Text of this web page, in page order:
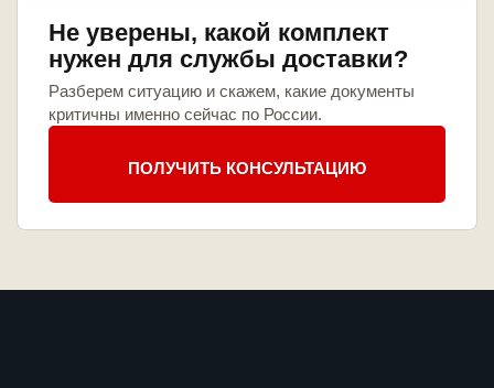
Не уверены, какой комплект
нужен для службы доставки?
Разберем ситуацию и скажем, какие документы
критичны именно сейчас по России.
ПОЛУЧИТЬ КОНСУЛЬТАЦИЮ